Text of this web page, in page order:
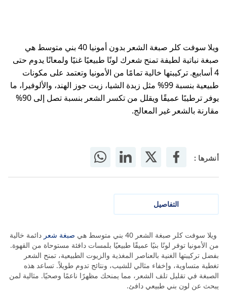
ويلا سوفت كلر صبغة الشعر بدون أمونيا 40 بني متوسط هي
صبغة نباتية لطيفة تمنح شعرك لونًا طبيعيًا غنيًا ولمعانًا يدوم حتى
4 أسابيع. تركيبتها خالية تمامًا من الأمونيا وتعتمد على مكونات
طبيعية بنسبة 99% مثل زبدة الشيا، زيت جوز الهند، والألوفيرا، ما
يوفر ترطيبًا عميقًا ويقلل من تكسر الشعر بنسبة تصل إلى 90%
مقارنة بالشعر غير المعالج.
أنشرها :
التفاصيل
ويلا سوفت كلر صبغة الشعر 40 بني متوسط هي صبغة شعر دائمة خالية
من الأمونيا توفر لونًا بنيًا عميقًا طبيعيًا بلمسات دافئة مستوحاة من القهوة.
بفضل تركيبتها الغنية بالعناصر المغذية والزيوت الطبيعية، تمنح الشعر
تغطية متساوية، وإخفاء مثالي للشيب، ونتائج تدوم طويلاً. تساعد هذه
الصبغة في تقليل تلف الشعر، مما يمنحك مظهرًا ناعمًا وصحيًا. مثالية لمن
يبحث عن لون بني طبيعي دافئ.